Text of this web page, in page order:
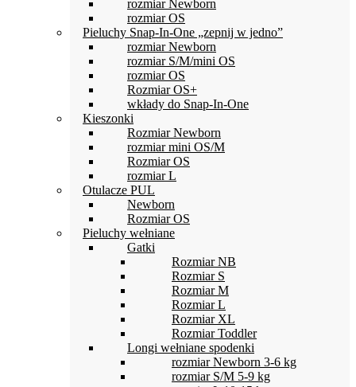
rozmiar Newborn
rozmiar OS
Pieluchy Snap-In-One „zepnij w jedno”
rozmiar Newborn
rozmiar S/M/mini OS
rozmiar OS
Rozmiar OS+
wkłady do Snap-In-One
Kieszonki
Rozmiar Newborn
rozmiar mini OS/M
Rozmiar OS
rozmiar L
Otulacze PUL
Newborn
Rozmiar OS
Pieluchy wełniane
Gatki
Rozmiar NB
Rozmiar S
Rozmiar M
Rozmiar L
Rozmiar XL
Rozmiar Toddler
Longi wełniane spodenki
rozmiar Newborn 3-6 kg
rozmiar S/M 5-9 kg